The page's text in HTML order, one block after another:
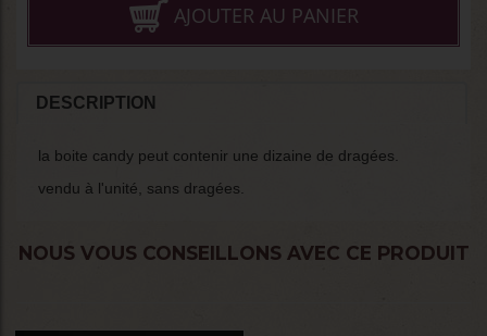
AJOUTER AU PANIER
DESCRIPTION
la boite candy peut contenir une dizaine de dragées.
vendu à l'unité, sans dragées.
NOUS VOUS CONSEILLONS AVEC CE PRODUIT